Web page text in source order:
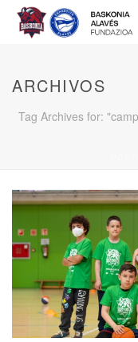
ARCHIVOS
Tag Archives for: